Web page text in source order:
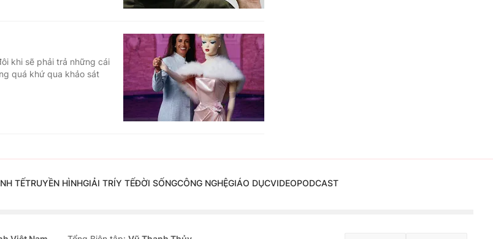
khi sẽ phải trả những cái
quá khứ qua khảo sát
TẾTRUYỀN HÌNHGIẢI TRÍY TẾĐỜI SỐNGCÔNG NGHỆGIÁO DỤCVIDEOPODCAST